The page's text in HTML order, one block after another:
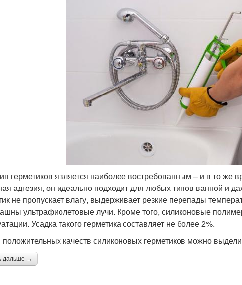
Автомобильные
герметики
Качественные
герметики
Противогрибковые
герметики
с силиконовым
герметиком
герметиков является наиболее востребованным – и в то же
адгезия, он идеально подходит для любых типов ванной и
не пропускает влагу, выдерживает резкие перепады
ультрафиолетовые лучи. Кроме того, силиконовые
Усадка такого герметика составляет не более 2%.
качеств силиконовых герметиков можно
дальше →